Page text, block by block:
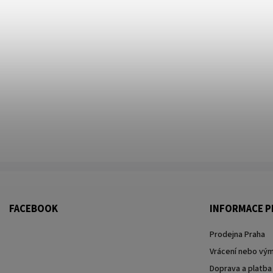
FACEBOOK INFORMACE
Prodejna Praha
Vrácení nebo
Doprava a platba